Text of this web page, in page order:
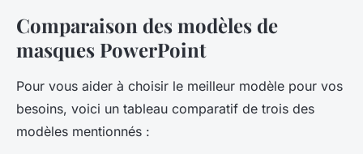
Comparaison des modèles de
masques PowerPoint
Pour vous aider à choisir le meilleur modèle pour vos
besoins, voici un tableau comparatif de trois des
modèles mentionnés :